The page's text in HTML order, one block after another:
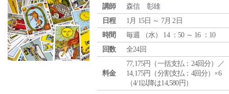
講師
森信 彰雄
日程
1月 15日 ～ 7月 2日
時間
毎週 （水） 14 ：50 ～ 16 ：10
回数
全24回
料金
77,175円（一括支払：24回分）／
14,175円（分割支払：4回分）×6
（4/1以降は14,580円）